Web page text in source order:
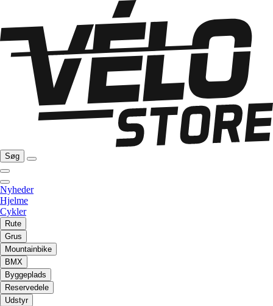
Søg
Nyheder
Hjelme
Cykler
Rute
Grus
Mountainbike
BMX
Byggeplads
Reservedele
Udstyr